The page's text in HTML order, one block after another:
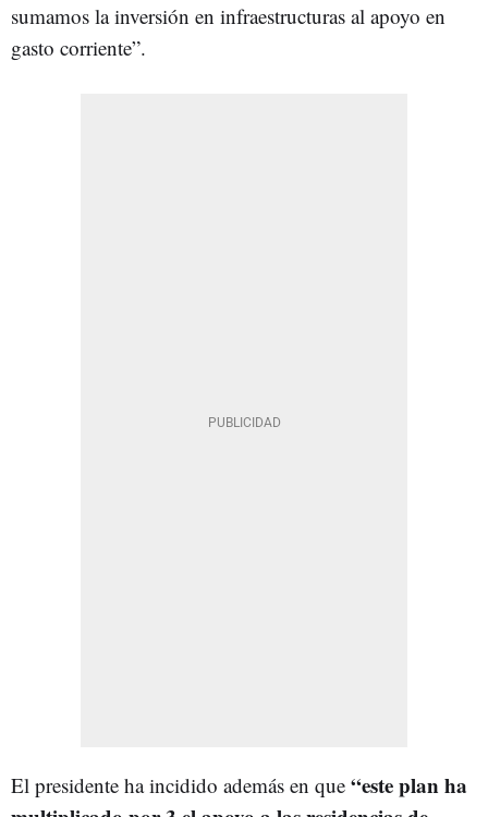
sumamos la inversión en infraestructuras al apoyo en
gasto corriente”.
El presidente ha incidido además en que “este plan ha